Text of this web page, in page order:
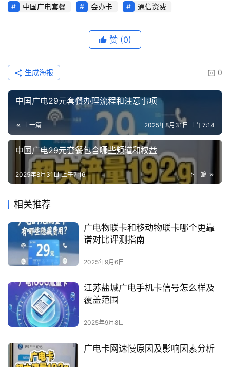
中国广电套餐 会办卡 通信资费
赞 (0)
0
生成海报
中国广电29元套餐办理流程和注意事项
上一篇 2025年8月31日 上午7:14
中国广电29元套餐包含哪些频道和权益
下一篇
2025年8月31日 上午7:16
相关推荐
广电物联卡和移动物联卡哪个更靠
谱对比评测指南
2025年9月6日
江苏盐城广电手机卡信号怎么样及
覆盖范围
2025年9月8日
广电卡网速慢原因及影响因素分析